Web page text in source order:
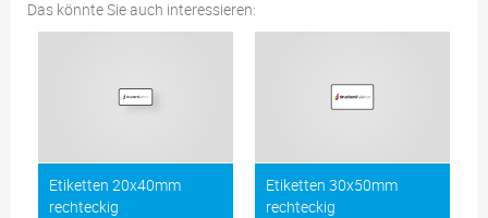
Das könnte Sie auch interessieren:
Etiketten 20x40mm
rechteckig
Etiketten 30x50mm
rechteckig